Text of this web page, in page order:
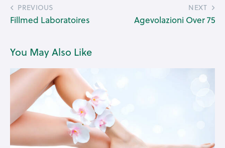
PREVIOUS
Fillmed Laboratoires
NEXT
Agevolazioni Over 75
You May Also Like